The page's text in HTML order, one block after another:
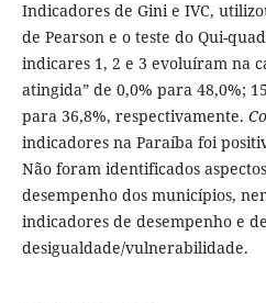
Indicadores de Gini e IVC,
de Pearson e o teste do Qui-
indicares 1, 2 e 3 evoluíram na
atingida” de 0,0% para 48,0%;
para 36,8%, respectivamente.
indicadores na Paraíba foi
Não foram identificados
desempenho dos municípios,
indicadores de desempenho e de
desigualdade/vulnerabilidade.